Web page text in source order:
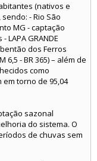
(nativos e
- Rio São
MG - captação
LAPA GRANDE
dos Ferros
6,5 - BR 365) – além de
como
torno de 95,04
sazonal
do sistema. O
de chuvas sem